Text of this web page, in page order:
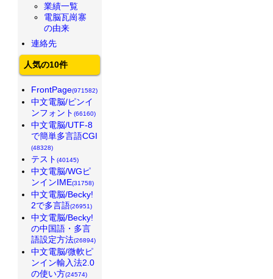
業績一覧
電脳瓦崗寨
の由来
連絡先
人気の10件
FrontPage(971582)
中文電脳/ピンイ
ンフォント (66160)
中文電脳/UTF-8
で簡単多言語CGI
(48328)
テスト (40145)
中文電脳/WGピ
ンインIME(31758)
中文電脳/Becky!
2で多言語(26951)
中文電脳/Becky!
の中国語・多言
語設定方法(26894)
中文電脳/微軟ピ
ンイン輸入法2.0
の使い方(24574)